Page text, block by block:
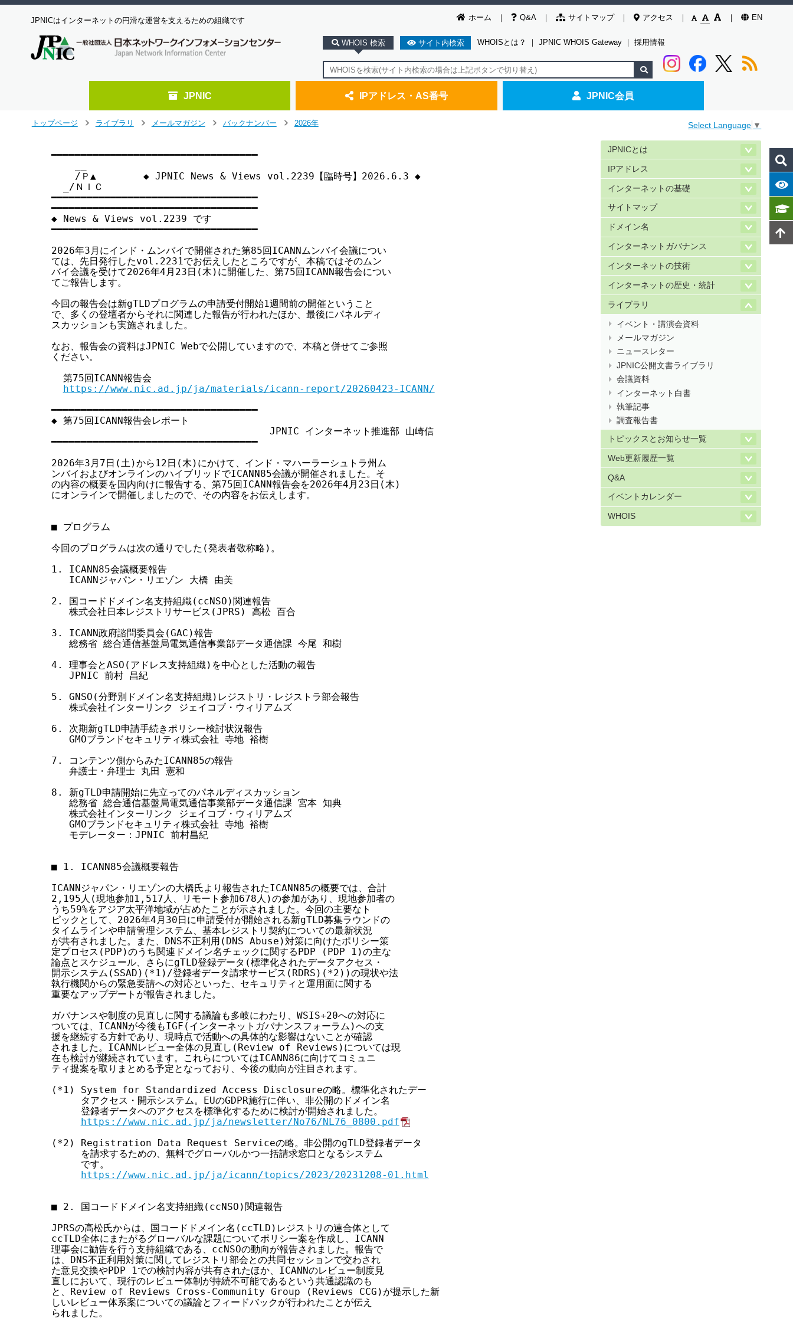
ホーム Q&A サイトマップ アクセス EN
JPNICはインターネットの円滑な運営を支えるための組織です
WHOIS 検索 サイト内検索 WHOISとは？ ｜ JPNIC WHOIS Gateway ｜ 採用情報
JPNIC IPアドレス・AS番号 JPNIC会員
トップページ
ライブラリ
メールマガジン
バックナンバー
2026年 Select Language ▼
━━━━━━━━━━━━━━━━━━━━━━━━━━━━━━━━━━━
    /Ｐ▲        ◆ JPNIC News & Views vol.2239【臨時号】2026.6.3 ◆
  _/ＮＩＣ
━━━━━━━━━━━━━━━━━━━━━━━━━━━━━━━━━━━
━━━━━━━━━━━━━━━━━━━━━━━━━━━━━━━━━━━
◆ News & Views vol.2239 です
━━━━━━━━━━━━━━━━━━━━━━━━━━━━━━━━━━━
2026年3月にインド・ムンバイで開催された第85回ICANNムンバイ会議につい
ては、先日発行したvol.2231でお伝えしたところですが、本稿ではそのムン
バイ会議を受けて2026年4月23日(木)に開催した、第75回ICANN報告会につい
てご報告します。
今回の報告会は新gTLDプログラムの申請受付開始1週間前の開催ということ
で、多くの登壇者からそれに関連した報告が行われたほか、最後にパネルディ
スカッションも実施されました。
なお、報告会の資料はJPNIC Webで公開していますので、本稿と併せてご参照
ください。
  第75回ICANN報告会
https://www.nic.ad.jp/ja/materials/icann-report/20260423-ICANN/
━━━━━━━━━━━━━━━━━━━━━━━━━━━━━━━━━━━
◆ 第75回ICANN報告会レポート
                                     JPNIC インターネット推進部 山崎信
━━━━━━━━━━━━━━━━━━━━━━━━━━━━━━━━━━━
2026年3月7日(土)から12日(木)にかけて、インド・マハーラーシュトラ州ム
ンバイおよびオンラインのハイブリッドでICANN85会議が開催されました。そ
の内容の概要を国内向けに報告する、第75回ICANN報告会を2026年4月23日(木)
にオンラインで開催しましたので、その内容をお伝えします。
■ プログラム
今回のプログラムは次の通りでした(発表者敬称略)。
1. ICANN85会議概要報告
   ICANNジャパン・リエゾン 大橋 由美
2. 国コードドメイン名支持組織(ccNSO)関連報告
   株式会社日本レジストリサービス(JPRS) 高松 百合
3. ICANN政府諮問委員会(GAC)報告
   総務省 総合通信基盤局電気通信事業部データ通信課 今尾 和樹
4. 理事会とASO(アドレス支持組織)を中心とした活動の報告
   JPNIC 前村 昌紀
5. GNSO(分野別ドメイン名支持組織)レジストリ・レジストラ部会報告
   株式会社インターリンク ジェイコブ・ウィリアムズ
6. 次期新gTLD申請手続きポリシー検討状況報告
   GMOブランドセキュリティ株式会社 寺地 裕樹
7. コンテンツ側からみたICANN85の報告
   弁護士・弁理士 丸田 憲和
8. 新gTLD申請開始に先立ってのパネルディスカッション
   総務省 総合通信基盤局電気通信事業部データ通信課 宮本 知典
   株式会社インターリンク ジェイコブ・ウィリアムズ
   GMOブランドセキュリティ株式会社 寺地 裕樹
   モデレーター：JPNIC 前村昌紀
■ 1. ICANN85会議概要報告
ICANNジャパン・リエゾンの大橋氏より報告されたICANN85の概要では、合計
2,195人(現地参加1,517人、リモート参加678人)の参加があり、現地参加者の
うち59%をアジア太平洋地域が占めたことが示されました。今回の主要なト
ピックとして、2026年4月30日に申請受付が開始される新gTLD募集ラウンドの
タイムラインや申請管理システム、基本レジストリ契約についての最新状況
が共有されました。また、DNS不正利用(DNS Abuse)対策に向けたポリシー策
定プロセス(PDP)のうち関連ドメイン名チェックに関するPDP (PDP 1)の主な
論点とスケジュール、さらにgTLD登録データ(標準化されたデータアクセス・
開示システム(SSAD)(*1)/登録者データ請求サービス(RDRS)(*2))の現状や法
執行機関からの緊急要請への対応といった、セキュリティと運用面に関する
重要なアップデートが報告されました。
ガバナンスや制度の見直しに関する議論も多岐にわたり、WSIS+20への対応に
ついては、ICANNが今後もIGF(インターネットガバナンスフォーラム)への支
援を継続する方針であり、現時点で活動への具体的な影響はないことが確認
されました。ICANNレビュー全体の見直し(Review of Reviews)については現
在も検討が継続されています。これらについてはICANN86に向けてコミュニ
ティ提案を取りまとめる予定となっており、今後の動向が注目されます。
(*1) System for Standardized Access Disclosureの略。標準化されたデー
     タアクセス・開示システム。EUのGDPR施行に伴い、非公開のドメイン名
     登録者データへのアクセスを標準化するために検討が開始されました。
https://www.nic.ad.jp/ja/newsletter/No76/NL76_0800.pdf
(*2) Registration Data Request Serviceの略。非公開のgTLD登録者データ
     を請求するための、無料でグローバルかつ一括請求窓口となるシステム
     です。
https://www.nic.ad.jp/ja/icann/topics/2023/20231208-01.html
■ 2. 国コードドメイン名支持組織(ccNSO)関連報告
JPRSの高松氏からは、国コードドメイン名(ccTLD)レジストリの連合体として
ccTLD全体にまたがるグローバルな課題についてポリシー案を作成し、ICANN
理事会に勧告を行う支持組織である、ccNSOの動向が報告されました。報告で
は、DNS不正利用対策に関してレジストリ部会との共同セッションで交わされ
た意見交換やPDP 1での検討内容が共有されたほか、ICANNのレビュー制度見
直しにおいて、現行のレビュー体制が持続不可能であるという共通認識のも
と、Review of Reviews Cross-Community Group (Reviews CCG)が提示した新
しいレビュー体系案についての議論とフィードバックが行われたことが伝え
られました。
JPNICとは
IPアドレス
インターネットの基礎
サイトマップ
ドメイン名
インターネットガバナンス
インターネットの技術
インターネットの歴史・統計
ライブラリ
イベント・講演会資料
メールマガジン
ニュースレター
JPNIC公開文書ライブラリ
会議資料
インターネット白書
執筆記事
調査報告書
トピックスとお知らせ一覧
Web更新履歴一覧
Q&A
イベントカレンダー
WHOIS